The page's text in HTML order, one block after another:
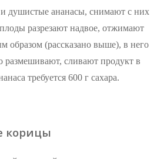
душистые ананасы, снимают с них
разрезают надвое, отжимают
образом (рассказано выше), в него
размешивают, сливают продукт в
требуется 600 г сахара.
корицы